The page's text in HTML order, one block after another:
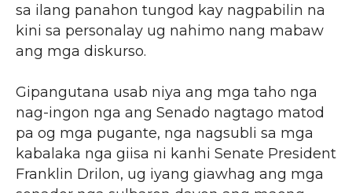
sa ilang panahon tungod kay nagpabilin na
kini sa personalay ug nahimo nang mabaw
ang mga diskurso.
Gipangutana usab niya ang mga taho nga
nag-ingon nga ang Senado nagtago matod
pa og mga pugante, nga nagsubli sa mga
kabalaka nga giisa ni kanhi Senate President
Franklin Drilon, ug iyang giawhag ang mga